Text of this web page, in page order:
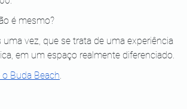
é mesmo?
vez, que se trata de uma experiência
em um espaço realmente diferenciado.
Buda Beach